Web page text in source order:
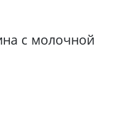
с молочной